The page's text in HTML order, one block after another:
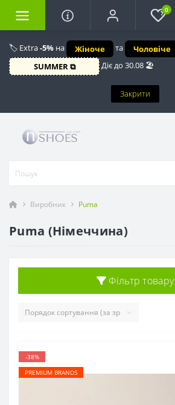
🏷️ Extra-5% на Жіноче та Чоловіче
SUMMER ⧉
Діє до 30.08 🏖️
Закрити
0
Виробник Puma
Puma (Німеччина)
Фільтр товару
-38%
PREMIUM BRANDS